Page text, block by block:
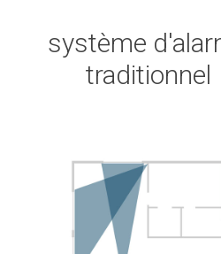
système
traditionnel